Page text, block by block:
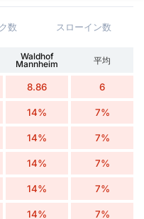
数 スローイン数
Waldhof
Mannheim 平均
8.86 6
14% 7%
14% 7%
14% 7%
14% 7%
14% 7%